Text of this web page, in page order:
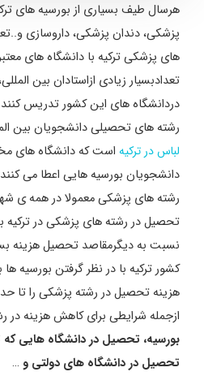
هرسال طیف بسیاری از بورسیه های
پزشکی، دندان پزشکی، داروسازی
های پزشکی ترکیه با دانشگاه های
تعدادبسیار زیادی ازاستادان بین
دردانشگاه های این کشور تدریس
رشته های تحصیلی دانشجویان بین
لباس در ترکیه است که دانشگاه های
دانشجویان بورسیه هایی اعطا می
رشته های پزشکی معمولا در همه ی
تحصیل در رشته های پزشکی در ترکیه
نسبت به دیگرمقاصد تحصیل هزینه
کشور ترکیه با در نظر گرفتن بورسیه
هزینه تحصیل در رشته پزشکی را تا
ازجمله شرایطی برای کاهش هزینه در
بورسیه، تحصیل در دانشگاه هایی
تحصیل در دانشگاه های دولتی و …